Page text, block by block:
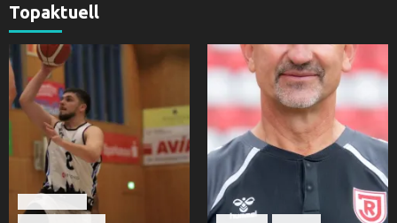
Topaktuell